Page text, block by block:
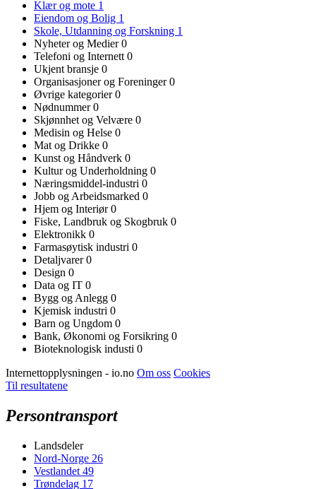
Klær og mote 1
Eiendom og Bolig 1
Skole, Utdanning og Forskning 1
Nyheter og Medier0
Telefoni og Internett 0
Ukjent bransje 0
Organisasjoner og Foreninger0
Øvrige kategorier0
Nødnummer0
Skjønnhet og Velvære 0
Medisin og Helse 0
Mat og Drikke 0
Kunst og Håndverk 0
Kultur og Underholdning 0
Næringsmiddel-industri 0
Jobb og Arbeidsmarked 0
Hjem og Interiør0
Fiske, Landbruk og Skogbruk 0
Elektronikk 0
Farmasøytisk industri 0
Detaljvarer0
Design 0
Data og IT 0
Bygg og Anlegg 0
Kjemisk industri 0
Barn og Ungdom 0
Bank, Økonomi og Forsikring 0
Bioteknologisk industi 0
Internettopplysningen - io.no Om oss Cookies
Til resultatene
Persontransport
Landsdeler
Nord-Norge 26
Vestlandet 49
Trøndelag 17